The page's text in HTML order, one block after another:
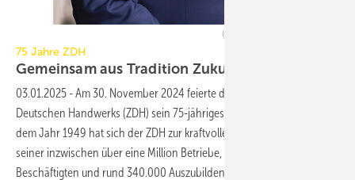
75 Jahre ZDH
Gemeinsam aus Tradition Zukunft
03.01.2025 -Am 30. November 2024 feierte der Zentralverband des
Deutschen Handwerks (ZDH) sein 75-jähriges Gründungsjubiläum. Seit
dem Jahr 1949 hat sich der ZDH zur kraftvollen Interessenvertretung
seiner inzwischen über eine Million Betriebe, rund 5,6 Millionen
Beschäftigten und rund 340.000 Auszubildenden...